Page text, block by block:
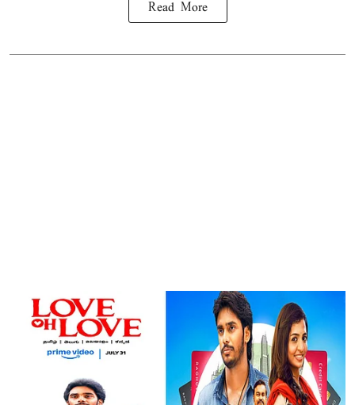
Read More